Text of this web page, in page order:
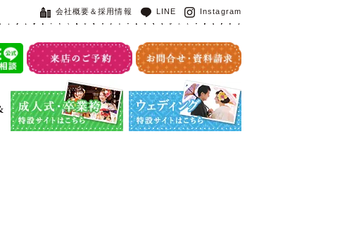
会社概要＆採用情報 LINE Instagram
成人式・卒業袴特設サイト ウエディング特設サイト